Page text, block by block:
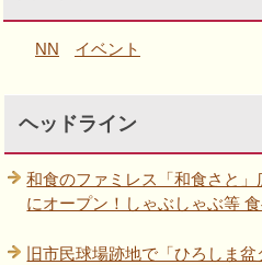
NN イベント
ヘッドライン
和食のファミレス「和食さと
にオープン！しゃぶしゃぶ等
旧市民球場跡地で「ひろしま